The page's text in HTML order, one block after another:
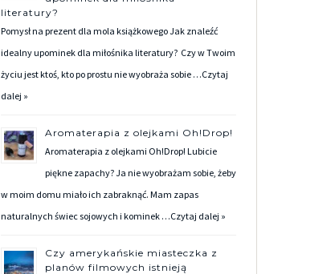
literatury?
Pomysł na prezent dla mola książkowego Jak znaleźć
idealny upominek dla miłośnika literatury? Czy w Twoim
życiu jest ktoś, kto po prostu nie wyobraża sobie …Czytaj
dalej »
Aromaterapia z olejkami Oh!Drop!
Aromaterapia z olejkami Oh!Drop! Lubicie
piękne zapachy? Ja nie wyobrażam sobie, żeby
w moim domu miało ich zabraknąć. Mam zapas
naturalnych świec sojowych i kominek …Czytaj dalej »
Czy amerykańskie miasteczka z
planów filmowych istnieją